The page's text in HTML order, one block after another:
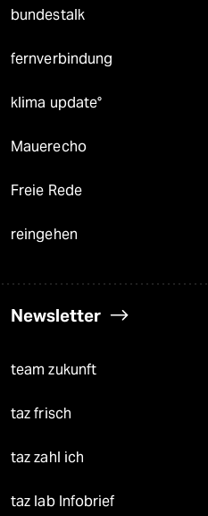
bundestalk
fernverbindung
klima update°
Mauerecho
Freie Rede
reingehen
Newsletter
team zukunft
taz frisch
taz zahl ich
taz lab Infobrief